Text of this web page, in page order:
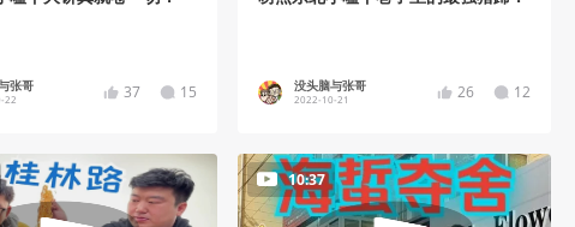
张哥
22 37 15 没头脑与张哥
2022-10-21 26 12
10:37